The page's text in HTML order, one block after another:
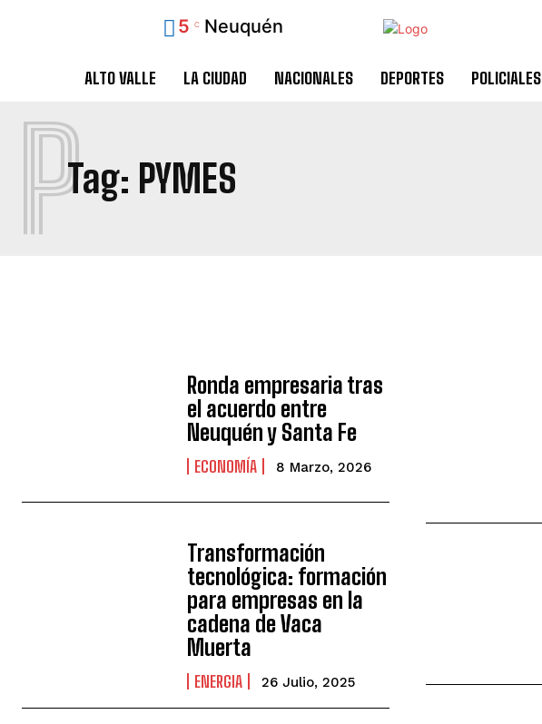
5 C Neuquén
ALTO VALLE LA CIUDAD NACIONALES DEPORTES POLICIALES
Tag: PYMES
P
Ronda empresaria tras
el acuerdo entre
Neuquén y Santa Fe
ECONOMÍA 8 Marzo, 2026
Transformación
tecnológica: formación
para empresas en la
cadena de Vaca
Muerta
ENERGIA 26 Julio, 2025